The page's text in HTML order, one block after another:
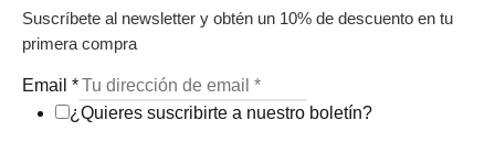
Suscríbete al newsletter y obtén un 10% de descuento en tu
primera compra
Email *
¿Quieres suscribirte a nuestro boletín?